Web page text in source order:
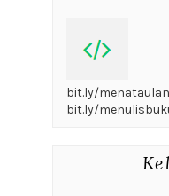
bit.ly/
bit.ly/